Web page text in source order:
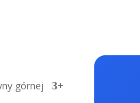
górnej
+